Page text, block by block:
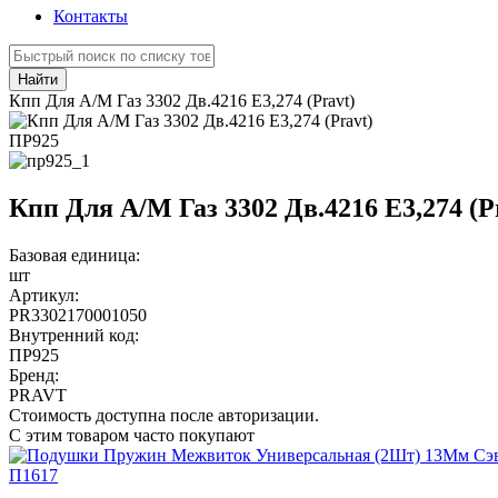
Контакты
Найти
Кпп Для А/М Газ 3302 Дв.4216 Е3,274 (Pravt)
ПР925
Кпп Для А/М Газ 3302 Дв.4216 Е3,274
Базовая единица:
шт
Артикул:
PR3302170001050
Внутренний код:
ПР925
Бренд:
PRAVT
Стоимость доступна после авторизации.
С этим товаром часто покупают
П1617